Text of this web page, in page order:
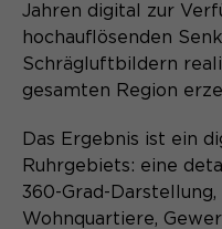
Jahren digital zur
hochauflösenden
Schrägluftbildern
gesamten Region
Das Ergebnis ist ein
Ruhrgebiets: eine
360-Grad-
Wohnquartiere,